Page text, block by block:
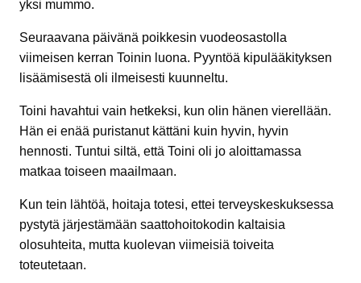
yksi mummo.
Seuraavana päivänä poikkesin vuodeosastolla
viimeisen kerran Toinin luona. Pyyntöä kipulääkityksen
lisäämisestä oli ilmeisesti kuunneltu.
Toini havahtui vain hetkeksi, kun olin hänen vierellään.
Hän ei enää puristanut kättäni kuin hyvin, hyvin
hennosti. Tuntui siltä, että Toini oli jo aloittamassa
matkaa toiseen maailmaan.
Kun tein lähtöä, hoitaja totesi, ettei terveyskeskuksessa
pystytä järjestämään saattohoitokodin kaltaisia
olosuhteita, mutta kuolevan viimeisiä toiveita
toteutetaan.